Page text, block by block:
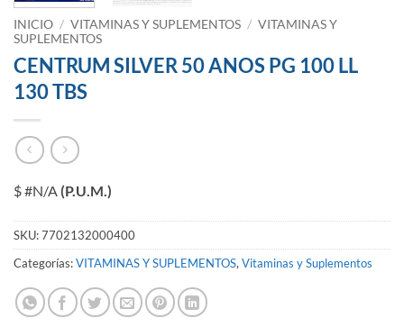
INICIO / VITAMINAS Y SUPLEMENTOS / VITAMINAS Y
SUPLEMENTOS
CENTRUM SILVER 50 ANOS PG 100 LL
130 TBS
$ #N/A (P.U.M.)
SKU:7702132000400
Categorías:VITAMINAS Y SUPLEMENTOS, Vitaminas y Suplementos